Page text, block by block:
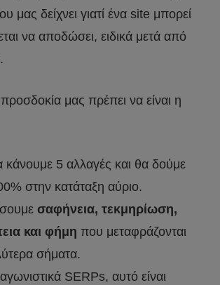
μας δείχνει γιατί ένα site μπορεί
να αποδώσει, ειδικά μετά από
μας πρέπει να είναι η
κάνουμε 5 αλλαγές και θα δούμε
στην κατάταξη αύριο.
σαφήνεια, τεκμηρίωση,
και φήμη που μεταφράζονται
σήματα.
SERPs, αυτό είναι